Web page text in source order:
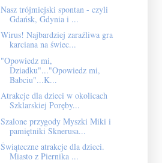
Nasz trójmiejski spontan - czyli
Gdańsk, Gdynia i ...
Wirus! Najbardziej zaraźliwa gra
karciana na świec...
"Opowiedz mi,
Dziadku"..."Opowiedz mi,
Babciu"...K...
Atrakcje dla dzieci w okolicach
Szklarskiej Poręby...
Szalone przygody Myszki Miki i
pamiętniki Sknerusa...
Świąteczne atrakcje dla dzieci.
Miasto z Piernika ...